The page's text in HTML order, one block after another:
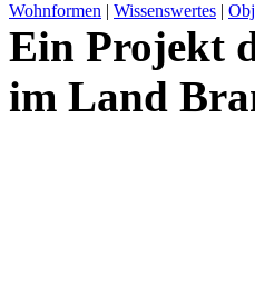
Wohnformen | Wissenswertes |
Ein Projekt
im Land